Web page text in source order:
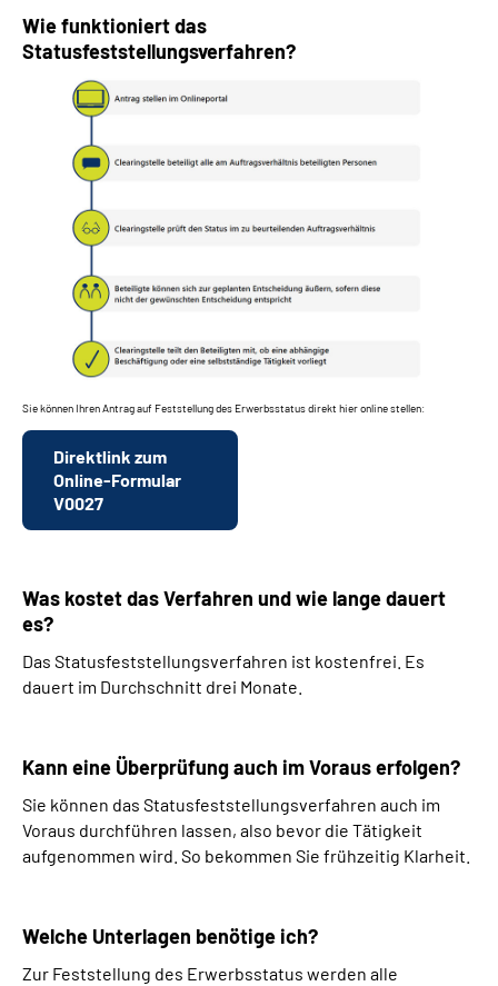
Wie funktioniert das
Statusfeststellungsverfahren?
Sie können Ihren Antrag auf Feststellung des Erwerbsstatus direkt hier online stellen:
Direktlink zum
Online-Formular
V0027
Was kostet das Verfahren und wie lange dauert
es?
Das Statusfeststellungsverfahren ist kostenfrei. Es
dauert im Durchschnitt drei Monate.
Kann eine Überprüfung auch im Voraus erfolgen?
Sie können das Statusfeststellungsverfahren auch im
Voraus durchführen lassen, also bevor die Tätigkeit
aufgenommen wird. So bekommen Sie frühzeitig Klarheit.
Welche Unterlagen benötige ich?
Zur Feststellung des Erwerbsstatus werden alle